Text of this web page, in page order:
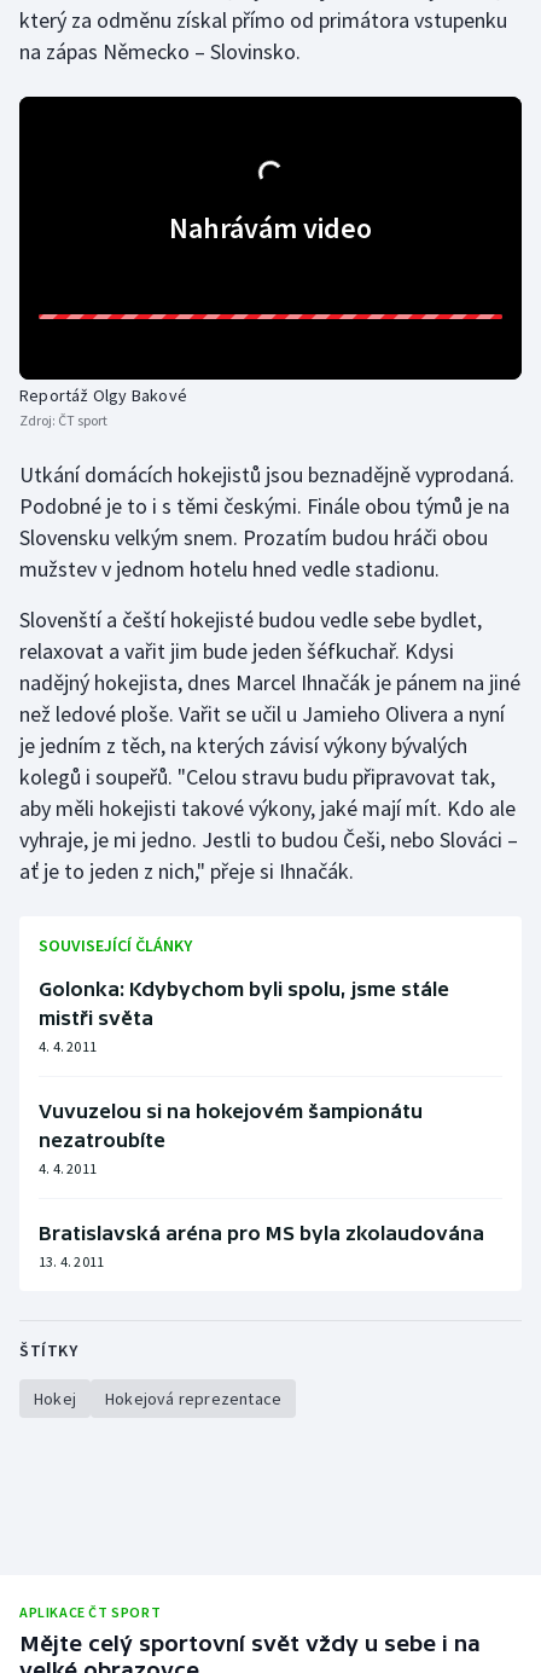
Krasobruslení
Olympijské hry
Parasport
Plážový volejbal
Ragby
Rychlobruslení
Rychlostní kanoistika
Short track
Sportovní střelba
Stolní tenis
Veslování
Vodní slalom
Ostatní
který za odměnu získal přímo od primátora vstupenku
na zápas Německo – Slovinsko.
Nahrávám video
Reportáž Olgy Bakové
Zdroj: ČT sport
Utkání domácích hokejistů jsou beznadějně vyprodaná.
Podobné je to i s těmi českými. Finále obou týmů je na
Slovensku velkým snem. Prozatím budou hráči obou
mužstev v jednom hotelu hned vedle stadionu.
Slovenští a čeští hokejisté budou vedle sebe bydlet,
relaxovat a vařit jim bude jeden šéfkuchař. Kdysi
nadějný hokejista, dnes Marcel Ihnačák je pánem na jiné
než ledové ploše. Vařit se učil u Jamieho Olivera a nyní
je jedním z těch, na kterých závisí výkony bývalých
kolegů i soupeřů. "Celou stravu budu připravovat tak,
aby měli hokejisti takové výkony, jaké mají mít. Kdo ale
vyhraje, je mi jedno. Jestli to budou Češi, nebo Slováci –
ať je to jeden z nich," přeje si Ihnačák.
SOUVISEJÍCÍ ČLÁNKY
Golonka: Kdybychom byli spolu, jsme stále
mistři světa
4. 4. 2011
Vuvuzelou si na hokejovém šampionátu
nezatroubíte
4. 4. 2011
Bratislavská aréna pro MS byla zkolaudována
13. 4. 2011
ŠTÍTKY
Hokej Hokejová reprezentace
APLIKACE ČT SPORT
Mějte celý sportovní svět vždy u sebe i na